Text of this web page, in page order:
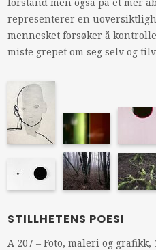
representerer en
mennesket forsøker å
miste grepet om seg selv og
STILLHETENS POESI
A 207 – Foto, maleri og grafikk,